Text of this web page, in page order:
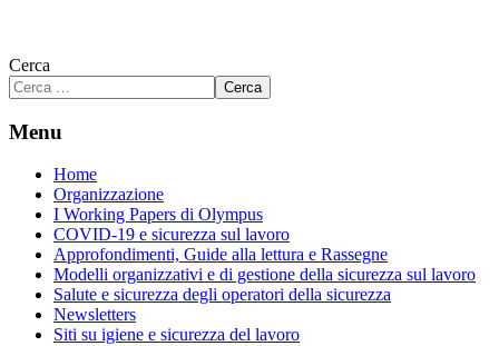
Cerca
Cerca
Menu
Home
Organizzazione
I Working Papers di Olympus
COVID-19 e sicurezza sul lavoro
Approfondimenti, Guide alla lettura e Rassegne
Modelli organizzativi e di gestione della sicurezza sul lavoro
Salute e sicurezza degli operatori della sicurezza
Newsletters
Siti su igiene e sicurezza del lavoro